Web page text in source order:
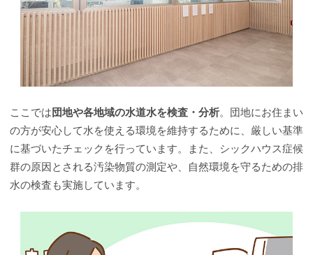
ここでは 団地や各地域の水道水を検査・分析。団地にお住まい
の方が安心して水を使える環境を維持するために、厳しい基準
に基づいたチェックを行っています。また、シックハウス症候
群の原因とされる汚染物質の測定や、自然環境を守るための排
水の検査も実施しています。